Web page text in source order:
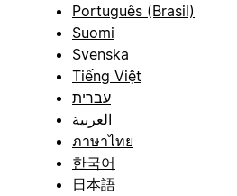
Português (Brasil)
Suomi
Svenska
Tiếng Việt
עברית
العربية
ภาษาไทย
한국어
日本語